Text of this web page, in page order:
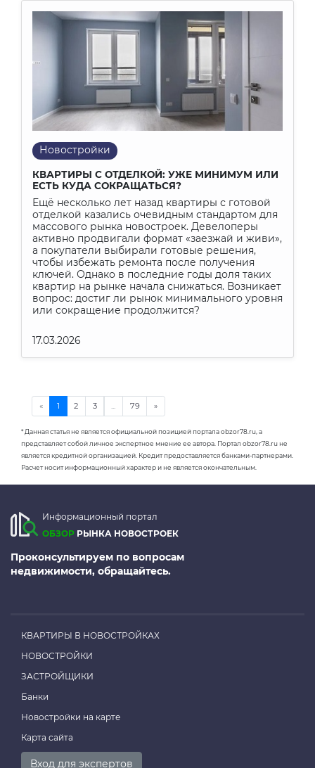
Новостройки
КВАРТИРЫ С ОТДЕЛКОЙ: УЖЕ МИНИМУМ ИЛИ
ЕСТЬ КУДА СОКРАЩАТЬСЯ?
Ещё несколько лет назад квартиры с готовой
отделкой казались очевидным стандартом для
массового рынка новостроек. Девелоперы
активно продвигали формат «заезжай и живи»,
а покупатели выбирали готовые решения,
чтобы избежать ремонта после получения
ключей. Однако в последние годы доля таких
квартир на рынке начала снижаться. Возникает
вопрос: достиг ли рынок минимального уровня
или сокращение продолжится?
17.03.2026
* Данная статья не является официальной позицией портала obzor78.ru, а
представляет собой личное экспертное мнение ее автора. Портал obzor78.ru не
является кредитной организацией. Кредит предоставляется банками-партнерами.
Расчет носит информационный характер и не является окончательным.
Информационный портал
ОБЗОР РЫНКА НОВОСТРОЕК
Проконсультируем по вопросам
недвижимости, обращайтесь.
КВАРТИРЫ В НОВОСТРОЙКАХ
НОВОСТРОЙКИ
ЗАСТРОЙЩИКИ
Банки
Новостройки на карте
Карта сайта
Вход для экспертов